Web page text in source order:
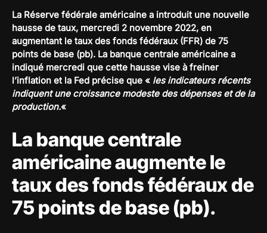
La Réserve fédérale américaine a introduit une nouvelle
hausse de taux, mercredi 2 novembre 2022, en
augmentant le taux des fonds fédéraux (FFR) de 75
points de base (pb). La banque centrale américaine a
indiqué mercredi que cette hausse vise à freiner
l’inflation et la Fed précise que « les indicateurs récents
indiquent une croissance modeste des dépenses et de la
production.«
La banque centrale
américaine augmente le
taux des fonds fédéraux de
75 points de base (pb).